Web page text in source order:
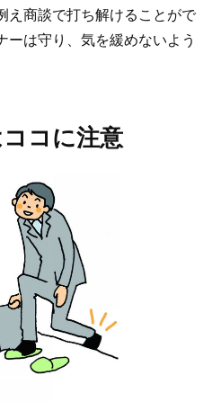
え商談で打ち解けることがで
ーは守り、気を緩めないよう
コに注意